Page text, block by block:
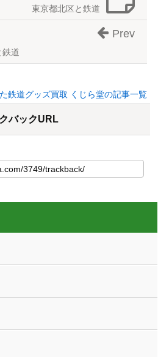
東京都北区と鉄道
鉄道
Prev
鉄道グッズ買取 くじら堂の記事一覧
バックURL